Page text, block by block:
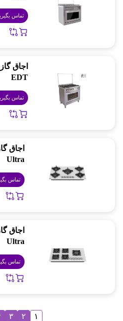
تماس
EDT
تماس
Ultra
تماس
Ultra
تماس
۱ ۲ ۳